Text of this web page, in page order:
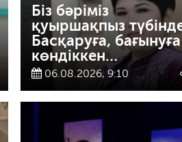
Біз бәріміз
қуыршақпыз
Басқаруға, бағынуға
көндіккен…
06.08.2026, 9:10